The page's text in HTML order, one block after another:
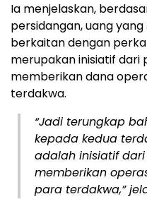
Ia menjelaskan,
persidangan, uang
berkaitan dengan
merupakan inisiatif dari
memberikan dana
terdakwa.
“Jadi terungkap
kepada kedua
adalah inisiatif
memberikan
para terdakwa,”